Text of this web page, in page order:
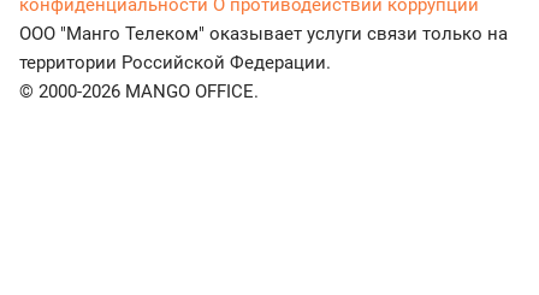
конфиденциальности О противодействии коррупции
ООО "Манго Телеком" оказывает услуги связи только на
территории Российской Федерации.
© 2000-2026 MANGO OFFICE.